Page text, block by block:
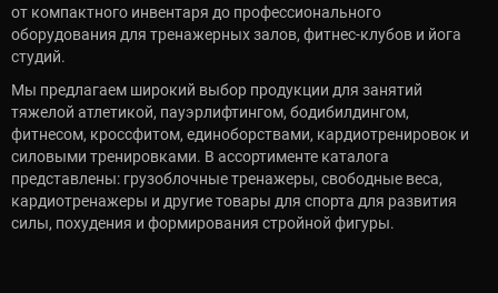
от компактного инвентаря до профессионального
оборудования для тренажерных залов, фитнес-клубов и йога
студий.
Мы предлагаем широкий выбор продукции для занятий
тяжелой атлетикой, пауэрлифтингом, бодибилдингом,
фитнесом, кроссфитом, единоборствами, кардиотренировок и
силовыми тренировками. В ассортименте каталога
представлены: грузоблочные тренажеры, свободные веса,
кардиотренажеры и другие товары для спорта для развития
силы, похудения и формирования стройной фигуры.